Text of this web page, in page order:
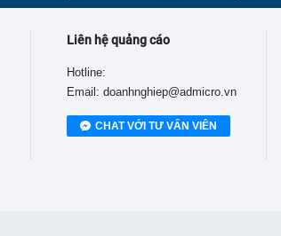
Liên hệ quảng cáo
Hotline:
Email: doanhnghiep@admicro.vn
CHAT VỚI TƯ VẤN VIÊN